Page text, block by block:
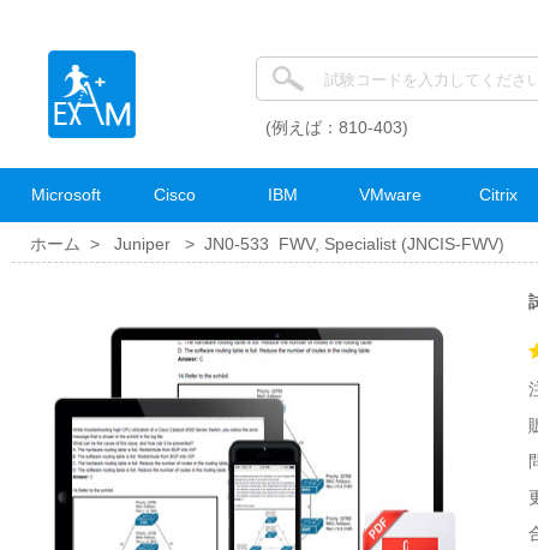
(例えば：810-403)
Microsoft Cisco IBM VMware Citrix
ホーム > Juniper > JN0-533 FWV, Specialist (JNCIS-FWV)